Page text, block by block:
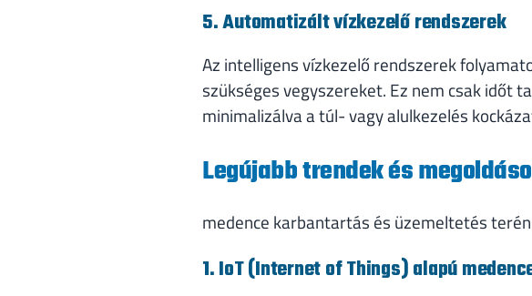
5. Automatizált vízkezelő rendszerek
Az intelligens vízkezelő rendszerek
szükséges vegyszereket. Ez nem csak időt
minimalizálva a túl- vagy alulkezelés
Legújabb trendek és
medence karbantartás és üzemeltetés terén
1. IoT (Internet of Things) alapú